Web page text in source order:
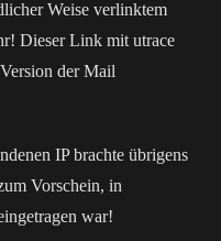
Weise verlinktem
Dieser Link mit utrace
der Mail
IP brachte übrigens
Vorschein, in
war!